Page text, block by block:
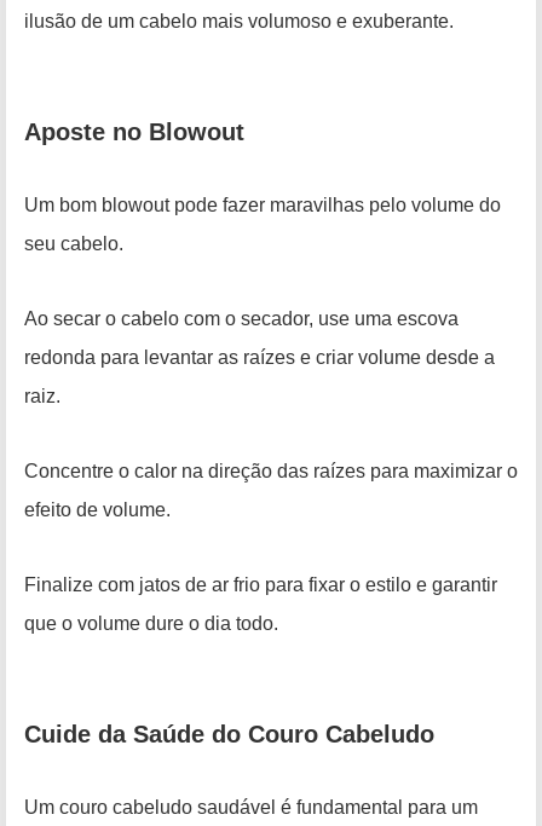
ilusão de um cabelo mais volumoso e exuberante.
Aposte no Blowout
Um bom blowout pode fazer maravilhas pelo volume do
seu cabelo.
Ao secar o cabelo com o secador, use uma escova
redonda para levantar as raízes e criar volume desde a
raiz.
Concentre o calor na direção das raízes para maximizar o
efeito de volume.
Finalize com jatos de ar frio para fixar o estilo e garantir
que o volume dure o dia todo.
Cuide da Saúde do Couro Cabeludo
Um couro cabeludo saudável é fundamental para um